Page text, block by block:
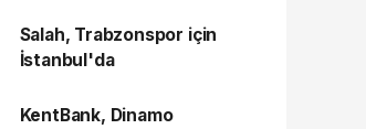
Salah, Trabzonspor için
İstanbul'da
KentBank, Dinamo